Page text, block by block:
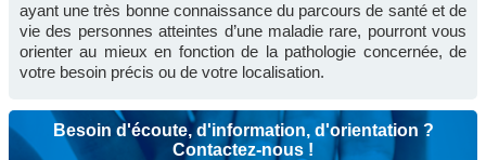
ayant une très bonne connaissance du parcours de santé et de
vie des personnes atteintes d’une maladie rare, pourront vous
orienter au mieux en fonction de la pathologie concernée, de
votre besoin précis ou de votre localisation.
Besoin d'écoute, d'information, d'orientation ?
Contactez-nous !